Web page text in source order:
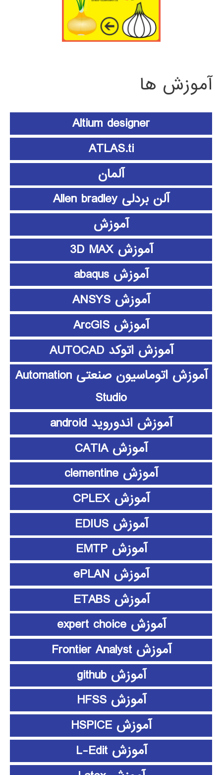
آموزش ها
Altium designer
ATLAS.ti
آلمان
آلن بردلی Allen bradley
آموزش
آموزش 3D MAX
آموزش abaqus
آموزش ANSYS
آموزش ArcGIS
آموزش اتوکد AUTOCAD
آموزش اتوماسیون صنعتی Automation
Studio
آموزش اندوروید android
آموزش CATIA
آموزش clementine
آموزش CPLEX
آموزش EDIUS
آموزش EMTP
آموزش ePLAN
آموزش ETABS
آموزش expert choice
آموزش Frontier Analyst
آموزش github
آموزش HFSS
آموزش HSPICE
آموزش L-Edit